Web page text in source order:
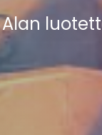
Alan